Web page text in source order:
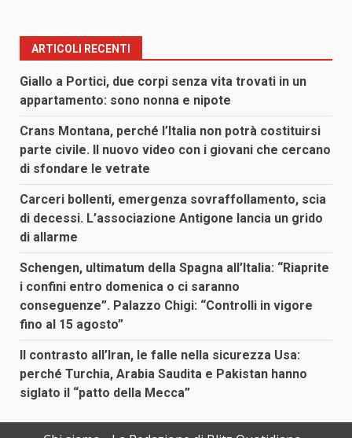
ARTICOLI RECENTI
Giallo a Portici, due corpi senza vita trovati in un
appartamento: sono nonna e nipote
Crans Montana, perché l’Italia non potrà costituirsi
parte civile. Il nuovo video con i giovani che cercano
di sfondare le vetrate
Carceri bollenti, emergenza sovraffollamento, scia
di decessi. L’associazione Antigone lancia un grido
di allarme
Schengen, ultimatum della Spagna all’Italia: “Riaprite
i confini entro domenica o ci saranno
conseguenze”. Palazzo Chigi: “Controlli in vigore
fino al 15 agosto”
Il contrasto all’Iran, le falle nella sicurezza Usa:
perché Turchia, Arabia Saudita e Pakistan hanno
siglato il “patto della Mecca”